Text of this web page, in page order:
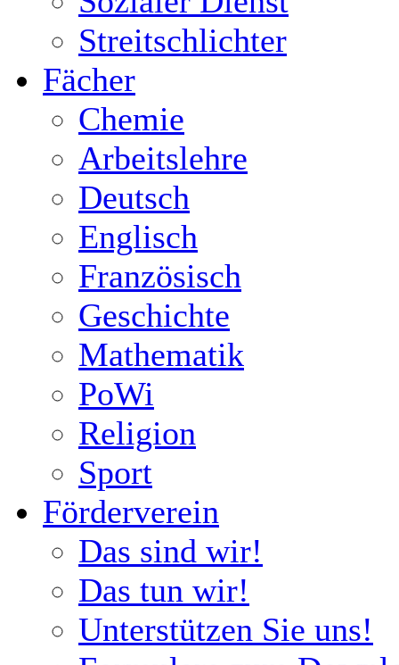
Streitschlichter
Fächer
Chemie
Arbeitslehre
Deutsch
Englisch
Französisch
Geschichte
Mathematik
PoWi
Religion
Sport
Förderverein
Das sind wir!
Das tun wir!
Unterstützen Sie uns!